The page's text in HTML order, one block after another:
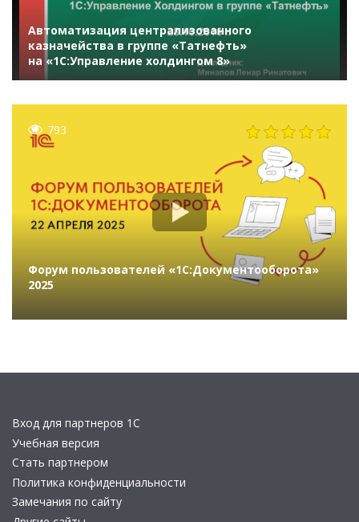
Автоматизация централизованного
казначейства в группе «Татнефть»
на «1С:Управление холдингом 8»
793
Форум пользователей «1С:Документооборота»
2025
Вход для партнеров 1С
Учебная версия
Стать партнером
Политика конфиденциальности
Замечания по сайту